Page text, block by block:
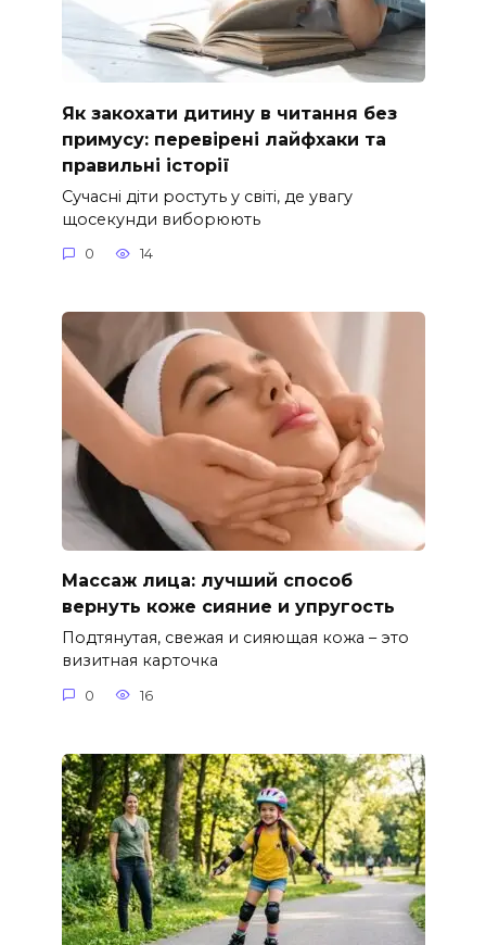
Як закохати дитину в читання без
примусу: перевірені лайфхаки та
правильні історії
Сучасні діти ростуть у світі, де увагу
щосекунди виборюють
0 14
Массаж лица: лучший способ
вернуть коже сияние и упругость
Подтянутая, свежая и сияющая кожа – это
визитная карточка
0 16